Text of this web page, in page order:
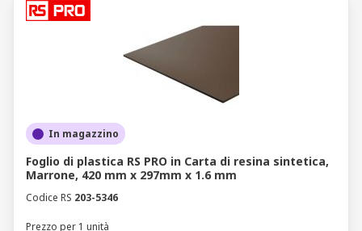
In magazzino
Foglio di plastica RS PRO in Carta di resina sintetica,
Marrone, 420 mm x 297mm x 1.6 mm
Codice RS 203-5346
Prezzo per 1 unità